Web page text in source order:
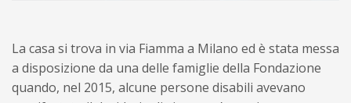
La casa si trova in via Fiamma a Milano ed è stata messa
a disposizione da una delle famiglie della Fondazione
quando, nel 2015, alcune persone disabili avevano